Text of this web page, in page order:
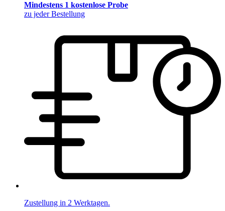
Mindestens 1 kostenlose Probe
zu jeder Bestellung
Zustellung in 2 Werktagen.